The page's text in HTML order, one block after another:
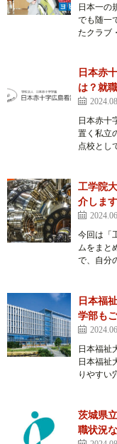
日本一の
でも随一
たクラブ
日本赤
は？就
日本赤十
置く私立
点校とし
工学院
介します
今回は「
ムをまと
で、自分
日本福
学部も
日本福祉
日本福祉
りやすい
茨城県
職状況